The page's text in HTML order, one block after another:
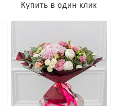
Купить в один клик